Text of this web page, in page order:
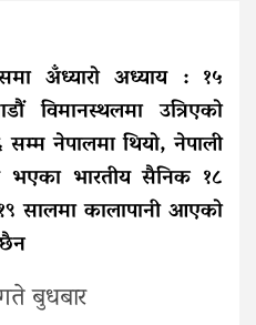
अँध्यारो अध्याय : १५
विमानस्थलमा उत्रिएको
नेपालमा थियो, नेपाली
भएका भारतीय सैनिक १८
सालमा कालापानी आएको
बुधबार